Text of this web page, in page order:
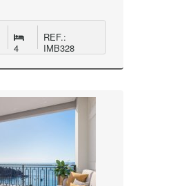
4
REF.:
IMB328